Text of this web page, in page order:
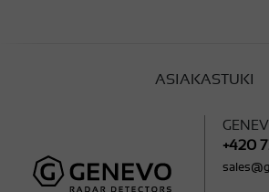
ASIAKASTUKI
+420